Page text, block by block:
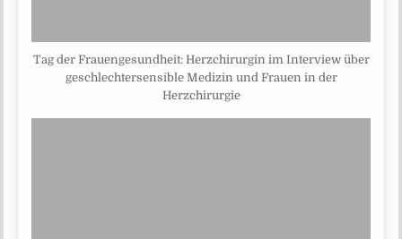
Tag der Frauengesundheit: Herzchirurgin im Interview über
geschlechtersensible Medizin und Frauen in der
Herzchirurgie